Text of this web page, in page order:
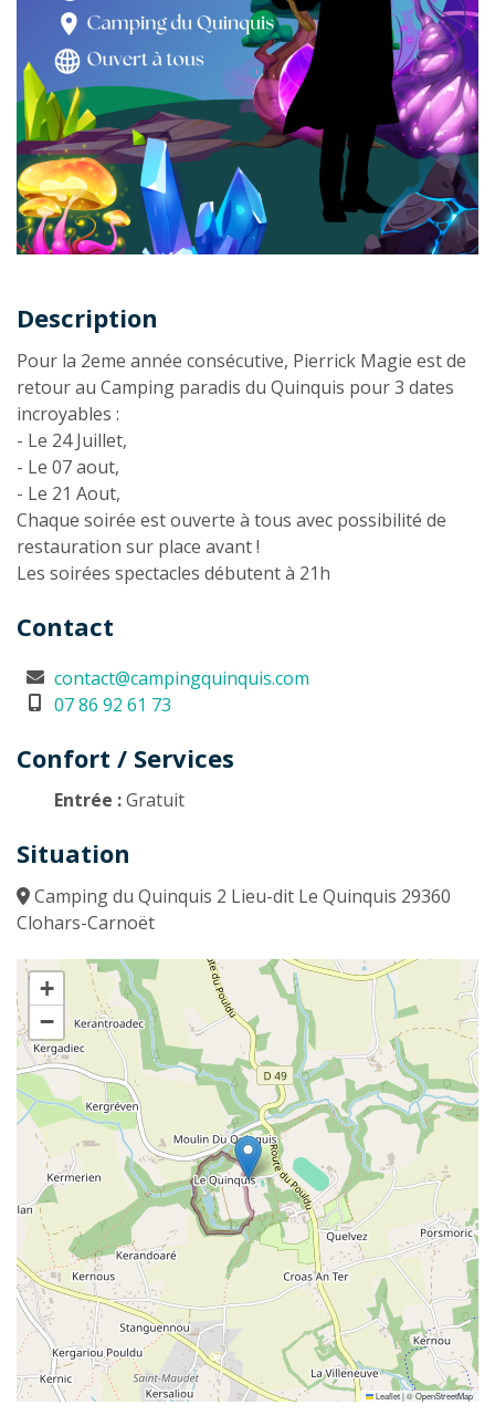
Description
Description
Pour la 2eme année consécutive, Pierrick Magie est de
retour au Camping paradis du Quinquis pour 3 dates
incroyables :
- Le 24 Juillet,
- Le 07 aout,
- Le 21 Aout,
Chaque soirée est ouverte à tous avec possibilité de
restauration sur place avant !
Les soirées spectacles débutent à 21h
Contact
contact@campingquinquis.com
07 86 92 61 73
Confort / Services
Entrée :Gratuit
Situation
Camping du Quinquis 2 Lieu-dit Le Quinquis 29360
Clohars-Carnoët
+
−
Leaflet|©OpenStreetMap